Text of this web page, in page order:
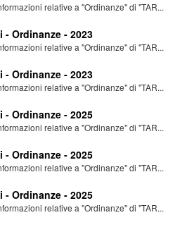
relative a "Ordinanze" di "TAR...
- Ordinanze - 2023
relative a "Ordinanze" di "TAR...
- Ordinanze - 2023
relative a "Ordinanze" di "TAR...
- Ordinanze - 2025
relative a "Ordinanze" di "TAR...
- Ordinanze - 2025
relative a "Ordinanze" di "TAR...
- Ordinanze - 2025
relative a "Ordinanze" di "TAR...